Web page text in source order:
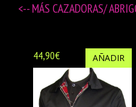
<-- MÁS CAZADORAS/
44,90€ AÑADIR